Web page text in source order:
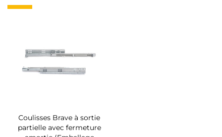
Coulisses Brave à sortie
partielle avec fermeture